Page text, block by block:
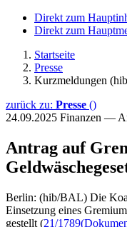
Direkt zum
Direkt zum
Startseite
Presse
Kurzmeldungen
zurück zu: Presse ()
24.09.2025 Finanzen —
Antrag auf
Berlin: (hib/BAL) Die
Einsetzung eines
gestellt (21/1789